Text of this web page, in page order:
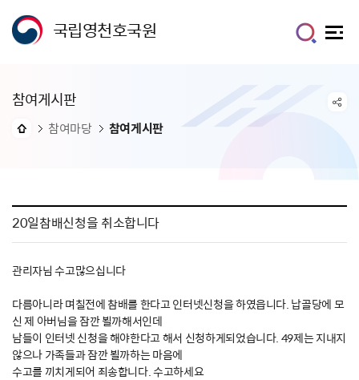
국립영천호국원
참여게시판
참여마당 참여게시판
20일참배신청을 취소합니다
관리자님 수고많으십니다
다름아니라 며칠전에 참배를 한다고 인터넷신청을 하였읍니다. 납골당에 모
신 제 아버님을 잠깐 뵐까해서인데
남들이 인터넷 신청을 해야한다고 해서 신청하게되었습니다. 49제는 지내지
않으나 가족들과 잠깐 뵐까하는 마음에
수고를 끼치게되어 죄송합니다. 수고하세요